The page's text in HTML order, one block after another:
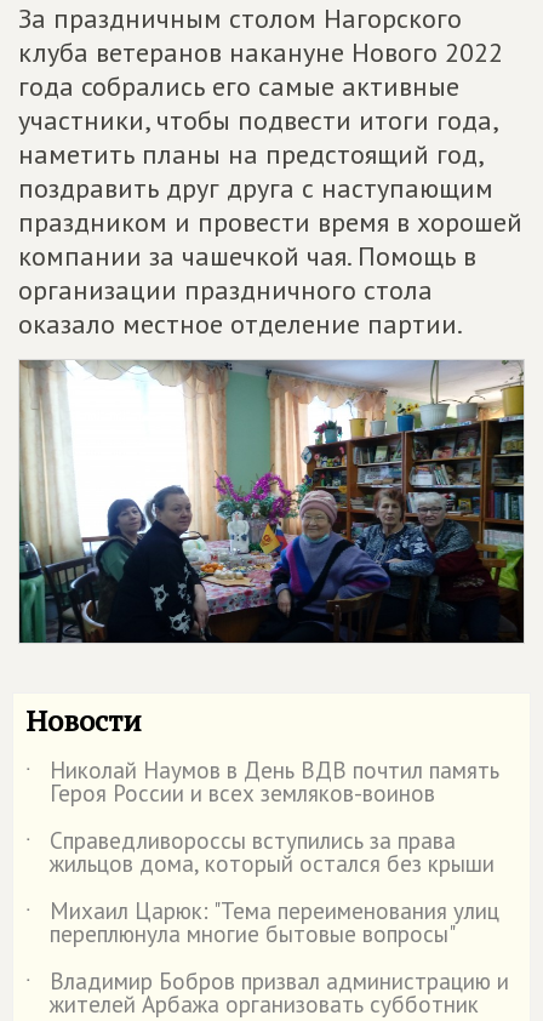
За праздничным столом Нагорского
клуба ветеранов накануне Нового 2022
года собрались его самые активные
участники, чтобы подвести итоги года,
наметить планы на предстоящий год,
поздравить друг друга с наступающим
праздником и провести время в хорошей
компании за чашечкой чая. Помощь в
организации праздничного стола
оказало местное отделение партии.
Новости
˙ Николай Наумов в День ВДВ почтил память
Героя России и всех земляков-воинов
˙
Справедливороссы вступились за права
жильцов дома, который остался без крыши
˙
Михаил Царюк: "Тема переименования улиц
переплюнула многие бытовые вопросы"
˙
Владимир Бобров призвал администрацию и
жителей Арбажа организовать субботник